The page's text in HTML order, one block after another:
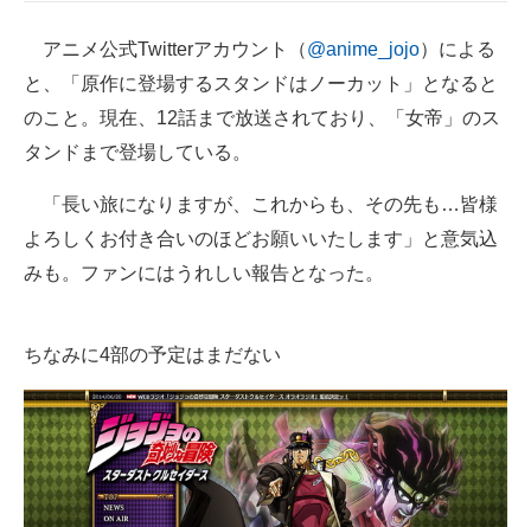
好きが集まる 比べて選べる
ビジネスと働き方のヒント
企業ITのトレンドを詳説
経営リーダーのコミュニティ
企業向けIT製品の総合サイト
IT製品の技術・比較・事例
アニメ公式Twitterアカウント（@anime_jojo）による
と、「原作に登場するスタンドはノーカット」となると
のこと。現在、12話まで放送されており、「女帝」のス
タンドまで登場している。
「長い旅になりますが、これからも、その先も…皆様
よろしくお付き合いのほどお願いいたします」と意気込
みも。ファンにはうれしい報告となった。
ちなみに4部の予定はまだない